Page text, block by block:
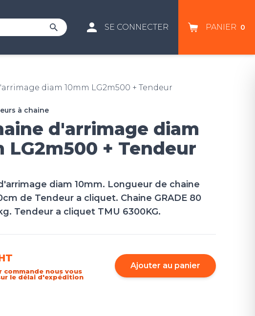
SE CONNECTER PANIER 0
diam 10mm LG2m500 + Tendeur
à chaine
d'arrimage diam
LG2m500 + Tendeur
diam 10mm. Longueur de chaine
de Tendeur a cliquet. Chaine GRADE 80
Tendeur a cliquet TMU 6300KG.
commande nous vous
le délai d'expédition
Ajouter au panier